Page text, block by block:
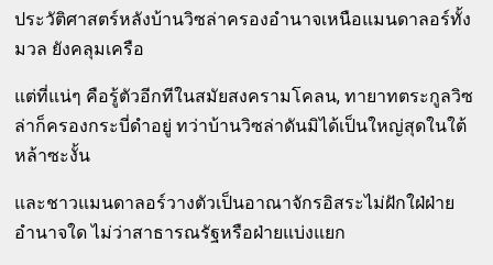
ประวัติศาสตร์หลังบ้านวิซล่าครองอำนาจเหนือแมนดาลอร์ทั้ง
มวล ยังคลุมเครือ
แต่ที่แน่ๆ คือรู้ตัวอีกทีในสมัยสงครามโคลน, ทายาทตระกูลวิซ
ล่าก็ครองกระบี่ดำอยู่ ทว่าบ้านวิซล่าดันมิได้เป็นใหญ่สุดในใต้
หล้าซะงั้น
และชาวแมนดาลอร์วางตัวเป็นอาณาจักรอิสระไม่ฝักใฝ่ฝ่าย
อำนาจใด ไม่ว่าสาธารณรัฐหรือฝ่ายแบ่งแยก